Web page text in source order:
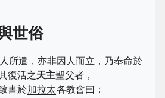
世俗
人所遣，亦非因人而立，乃奉命於
復活之天主聖父者，
書於加拉太各教會曰：